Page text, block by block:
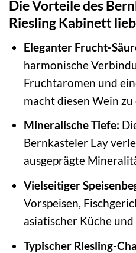
Die Vorteile des
Riesling Kabinett
Eleganter Frucht-
harmonische
Fruchtaromen und
macht diesen Wein zu
Mineralische Tiefe:
Bernkasteler Lay
ausgeprägte
Vielseitiger
Vorspeisen,
asiatischer Küche und
Typischer Riesling-